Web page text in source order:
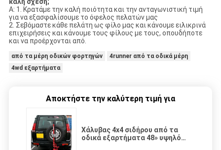
Α: 1. Κρατάμε την καλή ποιότητα και την ανταγωνιστική τιμή
για να εξασφαλίσουμε το όφελος πελατών μας
2. Σεβόμαστε κάθε πελάτη ως φίλο μας και κάνουμε ειλικρινά
επιχειρήσεις και κάνουμε τους φίλους με τους, οπουδήποτε
και να προέρχονται από.
από τα μέρη οδικών φορτηγών
4runner από τα οδικά μέρη
4wd εξαρτήματα
Αποκτήστε την καλύτερη τιμή για
Χάλυβας 4x4 σιδήρου από τα
οδικά εξαρτήματα 48» υψηλό